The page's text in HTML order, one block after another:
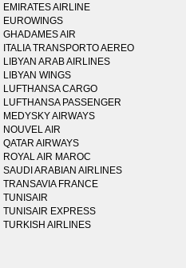
EMIRATES AIRLINE
EUROWINGS
GHADAMES AIR
ITALIA TRANSPORTO AEREO
LIBYAN ARAB AIRLINES
LIBYAN WINGS
LUFTHANSA CARGO
LUFTHANSA PASSENGER
MEDYSKY AIRWAYS
NOUVEL AIR
QATAR AIRWAYS
ROYAL AIR MAROC
SAUDI ARABIAN AIRLINES
TRANSAVIA FRANCE
TUNISAIR
TUNISAIR EXPRESS
TURKISH AIRLINES